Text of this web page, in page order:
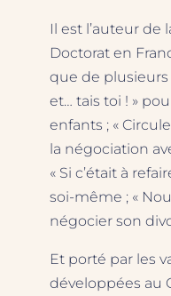
Il est l’auteur de
Doctorat en
que de plusieurs
et… tais toi ! »
enfants ; «
la négociation
« Si c’était à
soi-même ; «
négocier son
Et porté par les
développées au